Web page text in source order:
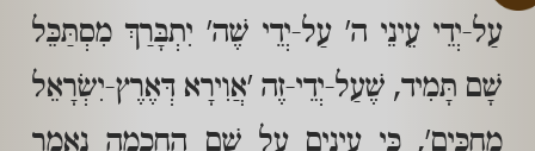
עַל-יְדֵי עֵינֵי ה' עַל-יְדֵי שֶׁה' יִתְבָּרַךְ מִסְתַּכֵּל
שָׁם תָּמִיד, שֶׁעַל-יְדֵי-זֶה 'אֲוִירָא דְּאֶרֶץ-יִשְׂרָאֵל
מַחְכִּים', כִּי עֵינַיִם עַל שֵׁם הַחָכְמָה נֶאֱמַר